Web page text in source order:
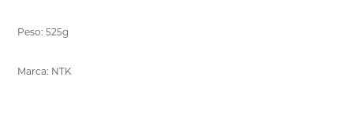
Peso: 525g
Marca: NTK